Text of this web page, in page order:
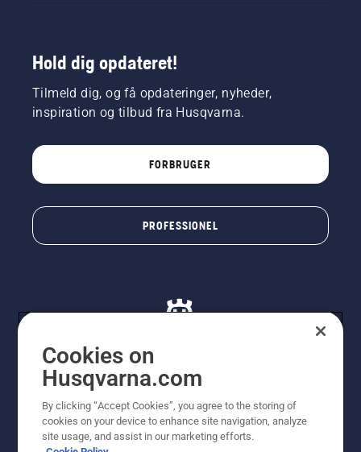
Hold dig opdateret!
Tilmeld dig, og få opdateringer, nyheder,
inspiration og tilbud fra Husqvarna.
FORBRUGER
PROFESSIONEL
viste priser er vejledende udsalgspriser. Der tages
forbehold for stave- og trykfejl samt prisændringer. Vi
stræber efter at have så nøjagtige oplysningerne på
Cookies on
Husqvarna.com
By clicking “Accept Cookies”, you agree to the storing of
cookies on your device to enhance site navigation, analyze
site usage, and assist in our marketing efforts.